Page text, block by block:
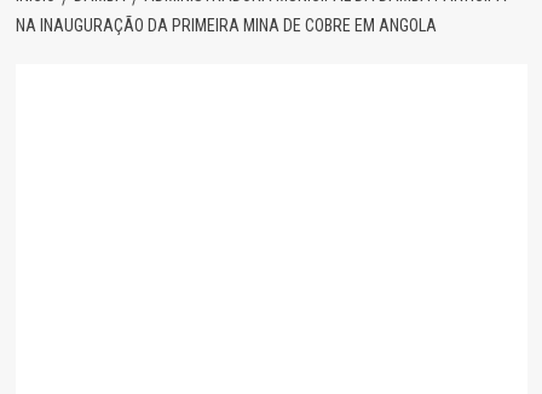
NA INAUGURAÇÃO DA PRIMEIRA MINA DE COBRE EM ANGOLA